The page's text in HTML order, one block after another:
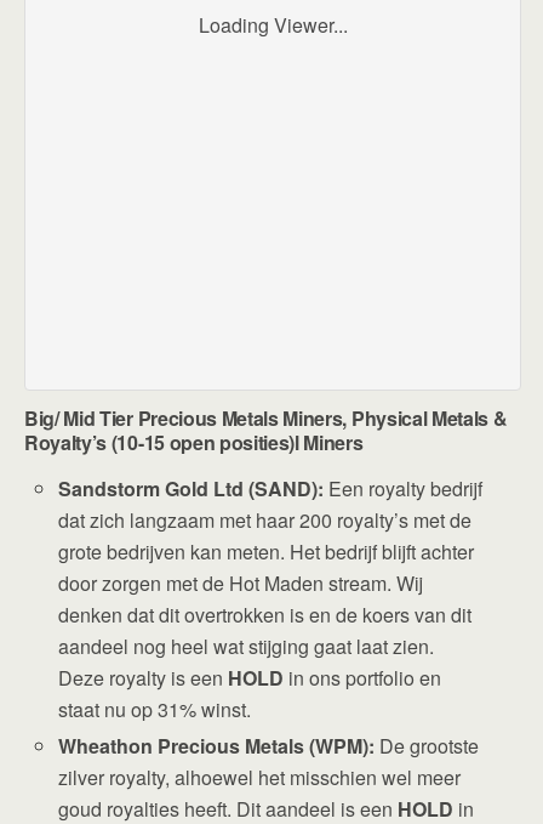
Loading Viewer...
Big/ Mid Tier Precious Metals Miners, Physical Metals &
Royalty’s (10-15 open posities)l Miners
Sandstorm Gold Ltd (SAND): Een royalty bedrijf
dat zich langzaam met haar 200 royalty’s met de
grote bedrijven kan meten. Het bedrijf blijft achter
door zorgen met de Hot Maden stream. Wij
denken dat dit overtrokken is en de koers van dit
aandeel nog heel wat stijging gaat laat zien.
Deze royalty is een HOLD in ons portfolio en
staat nu op 31% winst.
Wheathon Precious Metals (WPM): De grootste
zilver royalty, alhoewel het misschien wel meer
goud royalties heeft. Dit aandeel is een HOLD in